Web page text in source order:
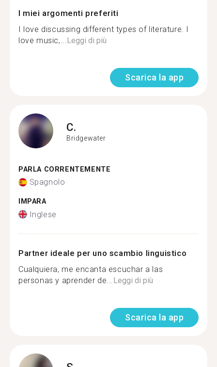
I miei argomenti preferiti
I love discussing different types of literature. I
love music,... Leggi di più
Scarica la app
C.
Bridgewater
PARLA CORRENTEMENTE
Spagnolo
IMPARA
Inglese
Partner ideale per uno scambio linguistico
Cualquiera, me encanta escuchar a las
personas y aprender de... Leggi di più
Scarica la app